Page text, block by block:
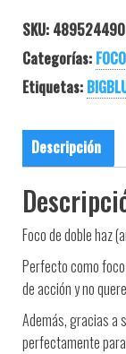
SKU:
Categorías:
Etiquetas:
Descripción
Foco de doble haz
Perfecto como
de acción y no
Además, gracias a
perfectamente